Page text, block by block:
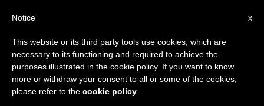
x
Notice
This website or its third party tools use cookies, which are
necessary to its functioning and required to achieve the
purposes illustrated in the cookie policy. If you want to know
more or withdraw your consent to all or some of the cookies,
please refer to the cookie policy